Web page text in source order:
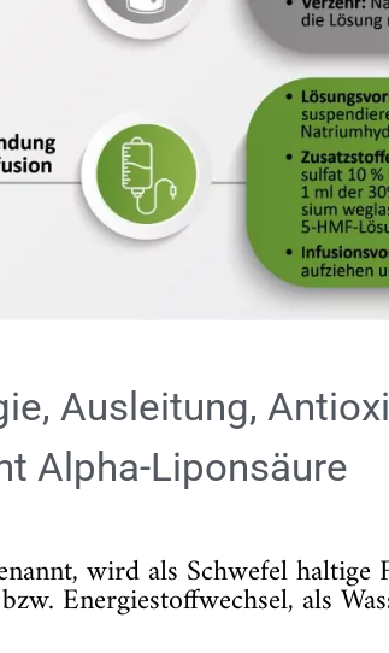
Ausleitung,
Alpha-Liponsäure
wird als Schwefel haltige
Energiestoffwechsel, als